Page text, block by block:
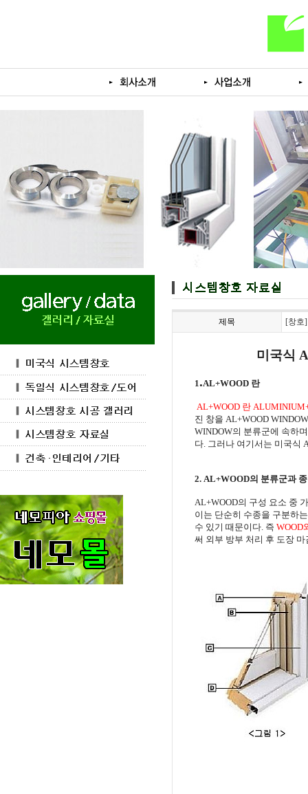
제목 [창호
미국식
1.AL+WOOD 란
AL+WOOD 란
진 창을 AL+WOOD
WINDOW의 분류군에 속하
다. 그러나 여기서는 미국식
2. AL+WOOD의 분류군과
AL+WOOD의 구성 요소 중
이는 단순히 수종을 구분하는
수 있기 때문이다. 즉 WOOD
써 외부 방부 처리 후 도장 마